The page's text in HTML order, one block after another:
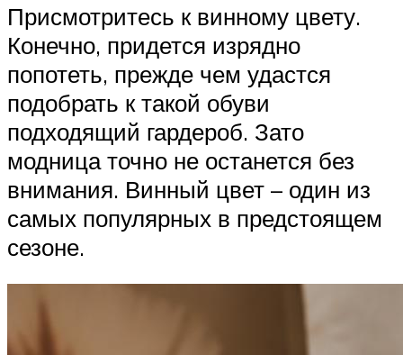
Присмотритесь к винному цвету.
Конечно, придется изрядно
попотеть, прежде чем удастся
подобрать к такой обуви
подходящий гардероб. Зато
модница точно не останется без
внимания. Винный цвет – один из
самых популярных в предстоящем
сезоне.